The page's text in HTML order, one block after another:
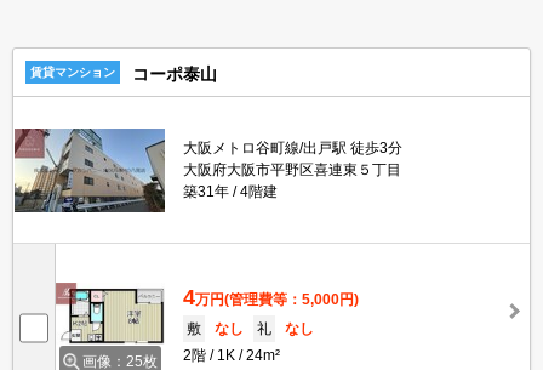
賃貸マンション コーポ泰山
大阪メトロ谷町線/出戸駅 徒歩3分
大阪府大阪市平野区喜連東５丁目
築31年
4階建
画像：25枚
4万円(管理費等：5,000円)
敷
なし 礼
なし
2階
1K 24m²